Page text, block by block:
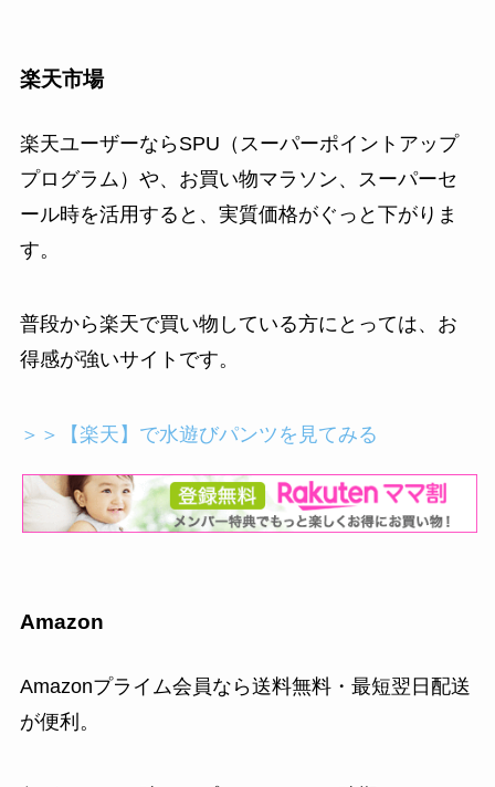
楽天市場
楽天ユーザーならSPU（スーパーポイントアップ
プログラム）や、お買い物マラソン、スーパーセ
ール時を活用すると、実質価格がぐっと下がりま
す。
普段から楽天で買い物している方にとっては、お
得感が強いサイトです。
＞＞【楽天】で水遊びパンツを見てみる
Amazon
Amazonプライム会員なら送料無料・最短翌日配送
が便利。